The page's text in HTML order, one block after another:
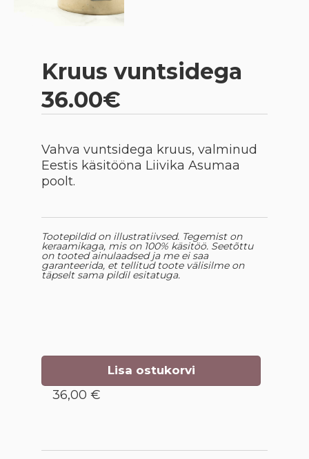
Kruus vuntsidega
36.00€
Vahva vuntsidega kruus, valminud
Eestis käsitööna Liivika Asumaa
poolt.
Tootepildid on illustratiivsed. Tegemist on
keraamikaga, mis on 100% käsitöö. Seetõttu
on tooted ainulaadsed ja me ei saa
garanteerida, et tellitud toote välisilme on
täpselt sama pildil esitatuga.
Lisa ostukorvi
36,00 €